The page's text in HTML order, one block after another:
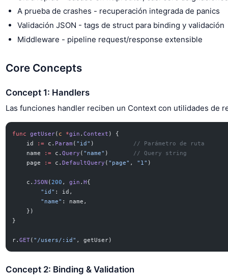
A prueba de crashes - recuperación integrada de panics
Validación JSON - tags de struct para binding y validación
Middleware - pipeline request/response extensible
Core Concepts
Concept 1: Handlers
Las funciones handler reciben un Context con utilidades de
func getUser( c *gin .Context ) {
    id
:= c. Param ( "id" )
// Parámetro de ruta
    name
:= c.Query ( "name" )
// Query string
    page
:= c.DefaultQuery ( "page" , "1" )
    c.
JSON (200 , gin .H{
        "id"
: id,
        "name"
: name,
    })
}
r.GET( "/users/:id" , getUser)
Concept 2: Binding & Validation